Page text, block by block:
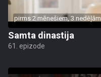
pirms 2 mēnešiem, 3 nedēļām
Samta dinastija
61. epizode